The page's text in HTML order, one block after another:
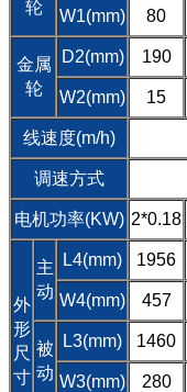
轮 W1(mm) 80
金属
轮
D2(mm) 190
W2(mm) 15
线速度(m/h)
调速方式
电机功率(KW) 2*0.18
外
形
尺
寸
主
动
L4(mm) 1956
W4(mm) 457
被
动
L3(mm) 1460
W3(mm) 280